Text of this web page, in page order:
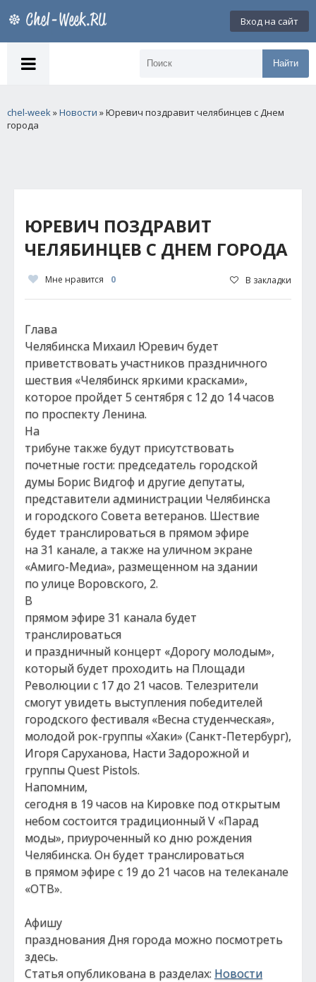
Вход на сайт
Найти
chel-week»Новости » Юревич поздравит челябинцев с Днем
города
ЮРЕВИЧ ПОЗДРАВИТ
ЧЕЛЯБИНЦЕВ С ДНЕМ ГОРОДА
Мне нравится 0 В закладки
Глава
Челябинска Михаил Юревич будет
приветствовать участников праздничного
шествия «Челябинск яркими красками»,
которое пройдет 5 сентября с 12 до 14 часов
по проспекту Ленина.
На
трибуне также будут присутствовать
почетные гости: председатель городской
думы Борис Видгоф и другие депутаты,
представители администрации Челябинска
и городского Совета ветеранов. Шествие
будет транслироваться в прямом эфире
на 31 канале, а также на уличном экране
«Амиго-Медиа», размещенном на здании
по улице Воровского, 2.
В
прямом эфире 31 канала будет
транслироваться
и праздничный концерт «Дорогу молодым»,
который будет проходить на Площади
Революции с 17 до 21 часов. Телезрители
смогут увидеть выступления победителей
городского фестиваля «Весна студенческая»,
молодой рок-группы «Хаки» (Санкт-Петербург),
Игоря Саруханова, Насти Задорожной и
группы Quest Pistols.
Напомним,
сегодня в 19 часов на Кировке под открытым
небом состоится традиционный V «Парад
моды», приуроченный ко дню рождения
Челябинска. Он будет транслироваться
в прямом эфире с 19 до 21 часов на телеканале
«ОТВ».
Афишу
празднования Дня города можно посмотреть
здесь.
Статья опубликована в разделах: Новости